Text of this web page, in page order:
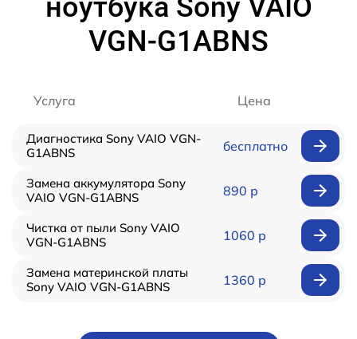
ноутбука Sony VAIO
VGN-G1ABNS
Услуга Цена
Диагностика Sony VAIO VGN-
G1ABNS
бесплатно
Замена аккумулятора Sony
VAIO VGN-G1ABNS
890 р
Чистка от пыли Sony VAIO
VGN-G1ABNS
1060 р
Замена материнской платы
Sony VAIO VGN-G1ABNS
1360 р